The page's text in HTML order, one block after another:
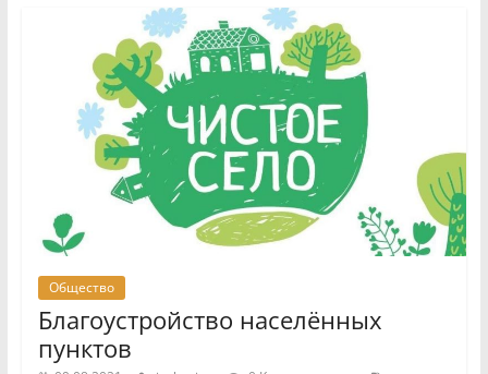
Общество
Благоустройство населённых
пунктов